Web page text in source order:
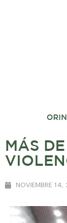
MÁS
NOVIEMBRE 14,